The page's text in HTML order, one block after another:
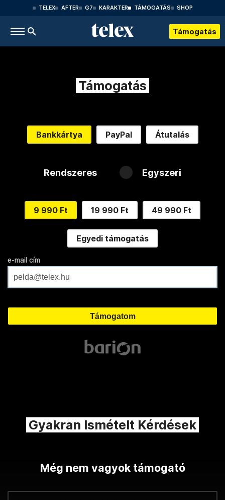
TELEX AFTER G7 KARAKTER TÁMOGATÁS SHOP
Támogatás
Támogatás
Bankkártya PayPal Átutalás
Rendszeres Egyszeri
9 990 Ft 19 990 Ft 49 990 Ft
Egyedi támogatás
e-mail cím
Gyakran Ismételt Kérdések
Még nem vagyok támogató